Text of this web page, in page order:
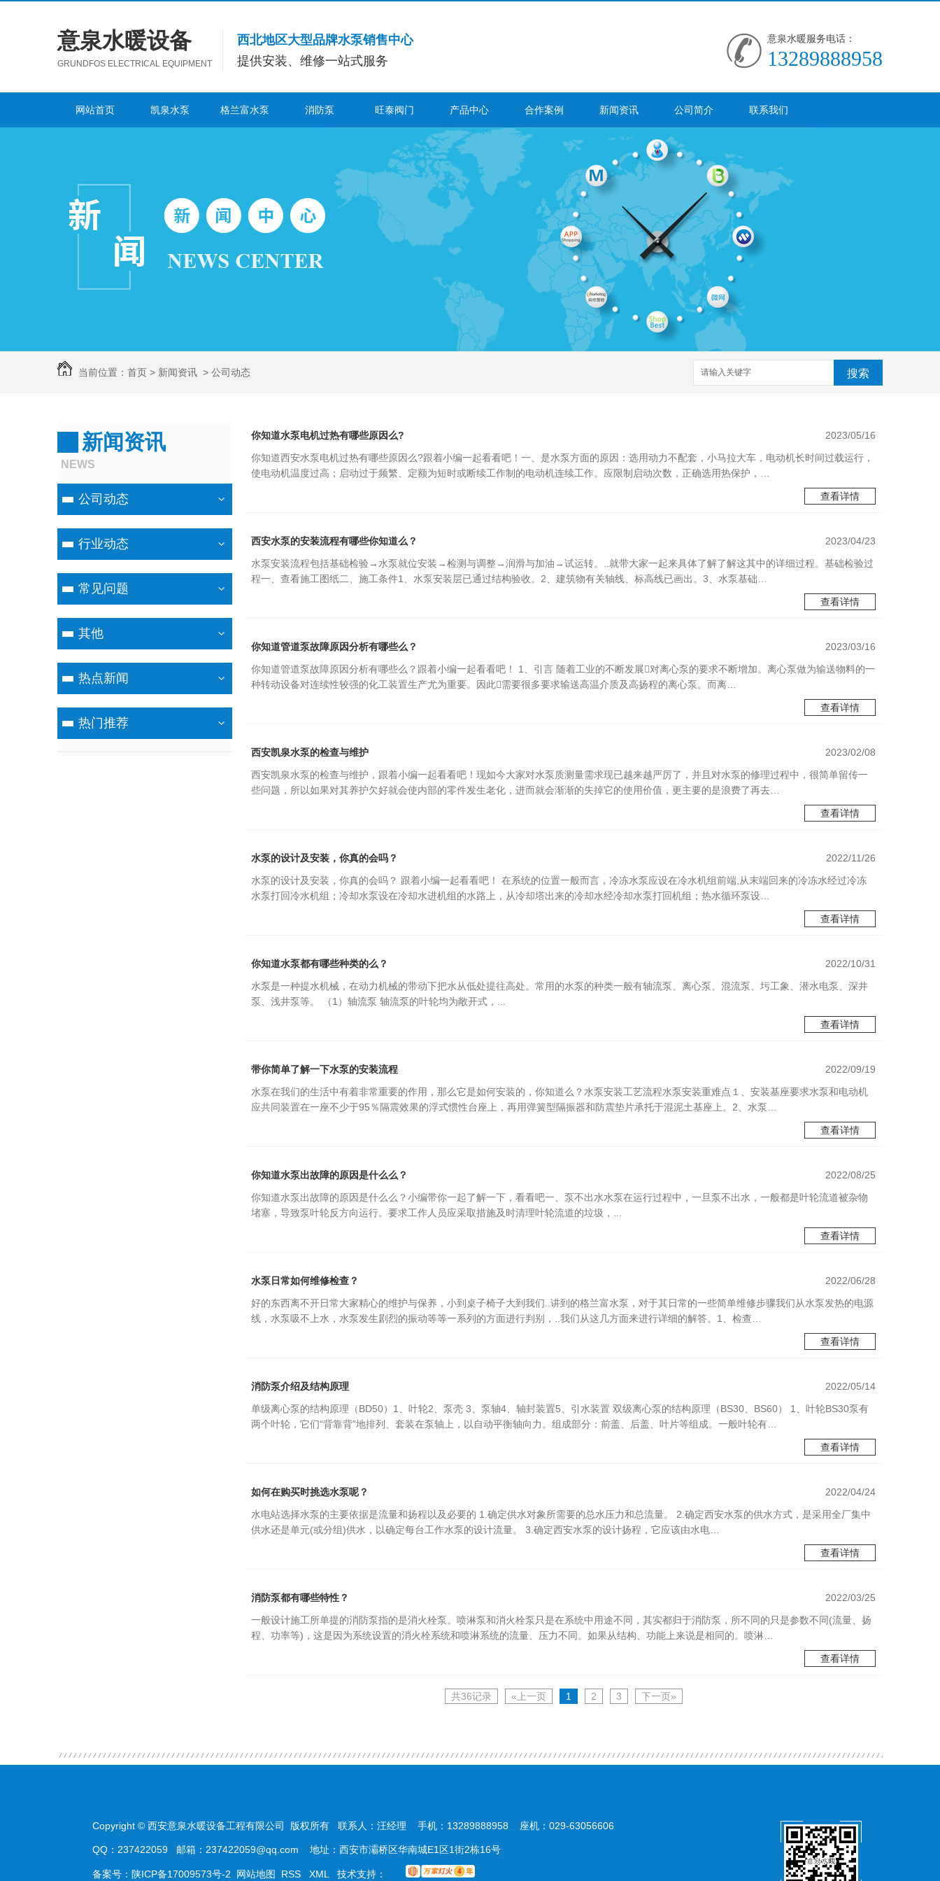
意泉水暖设备
GRUNDFOS ELECTRICAL EQUIPMENT
西北地区大型品牌水泵销售中心
提供安装、维修一站式服务
意泉水暖服务电话：
13289888958
网站首页 凯泉水泵 格兰富水泵 消防泵 旺泰阀门 产品中心 合作案例 新闻资讯 公司简介 联系我们
当前位置： 首页 > 新闻资讯 > 公司动态 搜索
新闻资讯
NEWS
公司动态
行业动态
常见问题
其他
热点新闻
热门推荐
2023/05/16
你知道水泵电机过热有哪些原因么?
你知道西安水泵电机过热有哪些原因么?跟着小编一起看看吧！一、是水泵方面的原因：选用动力不配套，小马拉大车，电动机长时间过载运行，
使电动机温度过高；启动过于频繁、定额为短时或断续工作制的电动机连续工作。应限制启动次数，正确选用热保护，…
查看详情
2023/04/23
西安水泵的安装流程有哪些你知道么？
水泵安装流程包括基础检验→水泵就位安装→检测与调整→润滑与加油→试运转。..就带大家一起来具体了解了解这其中的详细过程。基础检验过
程一、查看施工图纸二、施工条件1、水泵安装层已通过结构验收。2、建筑物有关轴线、标高线已画出。3、水泵基础…
查看详情
2023/03/16
你知道管道泵故障原因分析有哪些么？
你知道管道泵故障原因分析有哪些么？跟着小编一起看看吧！ 1、引言 随着工业的不断发展对离心泵的要求不断增加。离心泵做为输送物料的一
种转动设备对连续性较强的化工装置生产尤为重要。因此需要很多要求输送高温介质及高扬程的离心泵。而离…
查看详情
2023/02/08
西安凯泉水泵的检查与维护
西安凯泉水泵的检查与维护，跟着小编一起看看吧！现如今大家对水泵质测量需求现已越来越严厉了，并且对水泵的修理过程中，很简单留传一
些问题，所以如果对其养护欠好就会使内部的零件发生老化，进而就会渐渐的失掉它的使用价值，更主要的是浪费了再去…
查看详情
2022/11/26
水泵的设计及安装，你真的会吗？
水泵的设计及安装，你真的会吗？ 跟着小编一起看看吧！ 在系统的位置一般而言，冷冻水泵应设在冷水机组前端,从末端回来的冷冻水经过冷冻
水泵打回冷水机组；冷却水泵设在冷却水进机组的水路上，从冷却塔出来的冷却水经冷却水泵打回机组；热水循环泵设…
查看详情
2022/10/31
你知道水泵都有哪些种类的么？
水泵是一种提水机械，在动力机械的带动下把水从低处提往高处。常用的水泵的种类一般有轴流泵、离心泵、混流泵、圬工象、潜水电泵、深井
泵、浅井泵等。 （1）轴流泵 轴流泵的叶轮均为敞开式，...
查看详情
2022/09/19
带你简单了解一下水泵的安装流程
水泵在我们的生活中有着非常重要的作用，那么它是如何安装的，你知道么？水泵安装工艺流程水泵安装重难点１、安装基座要求水泵和电动机
应共同装置在一座不少于95％隔震效果的浮式惯性台座上，再用弹簧型隔振器和防震垫片承托于混泥土基座上。2、水泵…
查看详情
2022/08/25
你知道水泵出故障的原因是什么么？
你知道水泵出故障的原因是什么么？小编带你一起了解一下，看看吧一、泵不出水水泵在运行过程中，一旦泵不出水，一般都是叶轮流道被杂物
堵塞，导致泵叶轮反方向运行。要求工作人员应采取措施及时清理叶轮流道的垃圾，...
查看详情
2022/06/28
水泵日常如何维修检查？
好的东西离不开日常大家精心的维护与保养，小到桌子椅子大到我们..讲到的格兰富水泵，对于其日常的一些简单维修步骤我们从水泵发热的电源
线，水泵吸不上水，水泵发生剧烈的振动等等一系列的方面进行判别，..我们从这几方面来进行详细的解答。1、检查…
查看详情
2022/05/14
消防泵介绍及结构原理
单级离心泵的结构原理（BD50）1、叶轮2、泵壳 3、泵轴4、轴封装置5、引水装置 双级离心泵的结构原理（BS30、BS60） 1、叶轮BS30泵有
两个叶轮，它们“背靠背”地排列、套装在泵轴上，以自动平衡轴向力。组成部分：前盖、后盖、叶片等组成。一般叶轮有…
查看详情
2022/04/24
如何在购买时挑选水泵呢？
水电站选择水泵的主要依据是流量和扬程以及必要的 1.确定供水对象所需要的总水压力和总流量。 2.确定西安水泵的供水方式，是采用全厂集中
供水还是单元(或分组)供水，以确定每台工作水泵的设计流量。 3.确定西安水泵的设计扬程，它应该由水电…
查看详情
2022/03/25
消防泵都有哪些特性？
一般设计施工所单提的消防泵指的是消火栓泵。喷淋泵和消火栓泵只是在系统中用途不同，其实都归于消防泵，所不同的只是参数不同(流量、扬
程、功率等)，这是因为系统设置的消火栓系统和喷淋系统的流量、压力不同。如果从结构、功能上来说是相同的。喷淋…
查看详情
共36记录 «上一页 1 2 3 下一页»
Copyright © 西安意泉水暖设备工程有限公司 版权所有 联系人：汪经理 手机：13289888958 座机：029-63056606
QQ：237422059 邮箱：237422059@qq.com 地址：西安市灞桥区华南城E1区1街2栋16号
备案号： 陕ICP备17009573号-2 网站地图 RSS XML 技术支持：